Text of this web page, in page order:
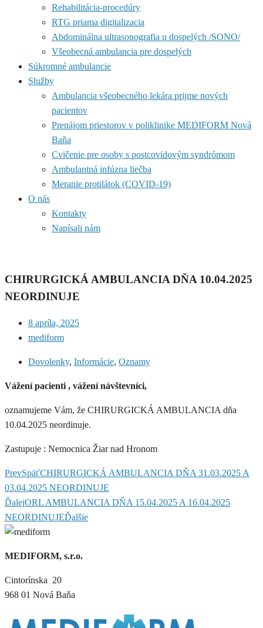
Rehabilitácia-procedúry
RTG priama digitalizacia
Abdominálna ultrasonografia u dospelých /SONO/
Všeobecná ambulancia pre dospelých
Súkromné ambulancie
Služby
Ambulancia všeobecného lekára prijme nových
pacientov
Prenájom priestorov v poliklinike MEDIFORM Nová
Baňa
Cvičenie pre osoby s postcovidovým syndrómom
Ambulantná infúzna liečba
Meranie protilátok (COVID-19)
O nás
Kontakty
Napísali nám
CHIRURGICKÁ AMBULANCIA DŇA 10.04.2025
NEORDINUJE
8 apríla, 2025
mediform
Dovolenky, Informácie, Oznamy
Vážení pacienti , vážení návštevníci,
oznamujeme Vám, že CHIRURGICKÁ AMBULANCIA dňa
10.04.2025 neordinuje.
Zastupuje : Nemocnica Žiar nad Hronom
PrevSpäťCHIRURGICKÁ AMBULANCIA DŇA 31.03.2025 A
03.04.2025 NEORDINUJE
ĎalejORL AMBULANCIA DŇA 15.04.2025 A 16.04.2025
NEORDINUJEĎalšie
MEDIFORM, s.r.o.
Cintorínska 20
968 01 Nová Baňa